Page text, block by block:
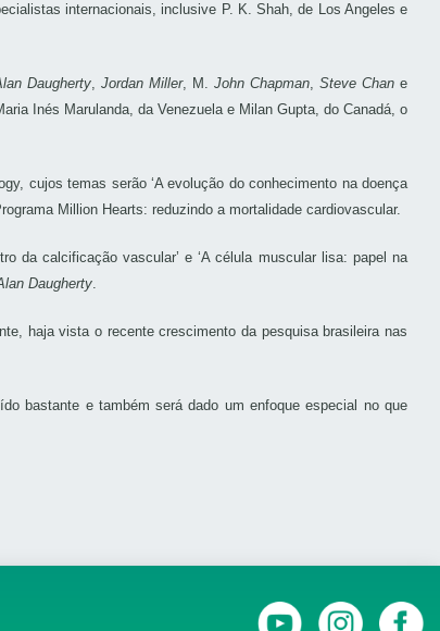
internacionais, inclusive P. K. Shah, de Los Angeles e
Daugherty,Jordan Miller, M.John Chapman,Steve Chan e
Inés Marulanda, da Venezuela e Milan Gupta, do Canadá, o
cujos temas serão ‘A evolução do conhecimento na doença
Million Hearts: reduzindo a mortalidade cardiovascular.
da calcificação vascular’ e ‘A célula muscular lisa: papel na
Daugherty.
haja vista o recente crescimento da pesquisa brasileira nas
bastante e também será dado um enfoque especial no que